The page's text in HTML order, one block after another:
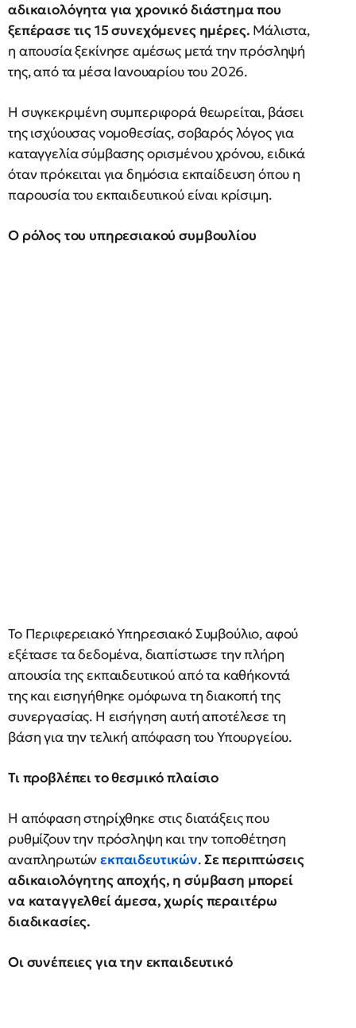
αδικαιολόγητα για χρονικό διάστημα που
ξεπέρασε τις 15 συνεχόμενες ημέρες. Μάλιστα,
η απουσία ξεκίνησε αμέσως μετά την πρόσληψή
της, από τα μέσα Ιανουαρίου του 2026.
Η συγκεκριμένη συμπεριφορά θεωρείται, βάσει
της ισχύουσας νομοθεσίας, σοβαρός λόγος για
καταγγελία σύμβασης ορισμένου χρόνου, ειδικά
όταν πρόκειται για δημόσια εκπαίδευση όπου η
παρουσία του εκπαιδευτικού είναι κρίσιμη.
Ο ρόλος του υπηρεσιακού συμβουλίου
Το Περιφερειακό Υπηρεσιακό Συμβούλιο, αφού
εξέτασε τα δεδομένα, διαπίστωσε την πλήρη
απουσία της εκπαιδευτικού από τα καθήκοντά
της και εισηγήθηκε ομόφωνα τη διακοπή της
συνεργασίας. Η εισήγηση αυτή αποτέλεσε τη
βάση για την τελική απόφαση του Υπουργείου.
Τι προβλέπει το θεσμικό πλαίσιο
Η απόφαση στηρίχθηκε στις διατάξεις που
ρυθμίζουν την πρόσληψη και την τοποθέτηση
αναπληρωτώνεκπαιδευτικών.Σε περιπτώσεις
αδικαιολόγητης αποχής, η σύμβαση μπορεί
να καταγγελθεί άμεσα, χωρίς περαιτέρω
διαδικασίες.
Οι συνέπειες για την εκπαιδευτικό